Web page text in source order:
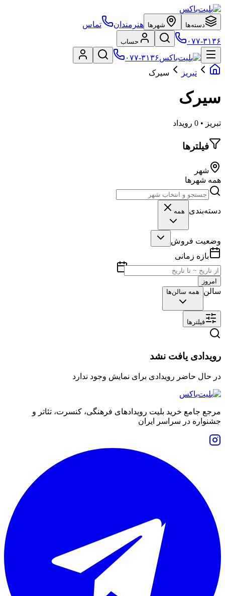
دسته‌ها شهرها هنرمندان
تماس
۰۷۷-۳۱۳۶
حساب
۰۷۷-۳۱۳۶
تبریز
سیرک
سیرک
تبریز • 0 رویداد
فیلترها
شهر
همه شهرها
دسته‌بندی همه
وضعیت فروش
بازه زمانی
امروز
سالن همه سالن‌ها
فیلترها
رویدادی یافت نشد
در حال حاضر رویدادی برای نمایش وجود ندارد
مرجع جامع خرید بلیت رویدادهای فرهنگی، کنسرت، تئاتر و
جشنواره در سراسر ایران